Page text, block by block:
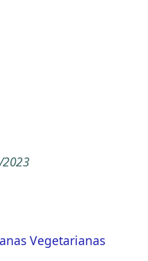
Vegetarianas